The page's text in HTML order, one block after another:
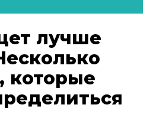
лучше
которые